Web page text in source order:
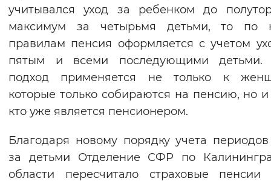
Синий фон
Изображения
Включены Выключены
Звуковой ассистент
Вернуть стандартные настройки
учитывался уход за ребенком до
максимум за четырьмя детьми, то по
правилам пенсия оформляется с учетом
пятым и всеми последующими детьми.
подход применяется не только к
которые только собираются на пенсию, но
кто уже является пенсионером.
Благодаря новому порядку учета периодов
за детьми Отделение СФР по
области пересчитало страховые